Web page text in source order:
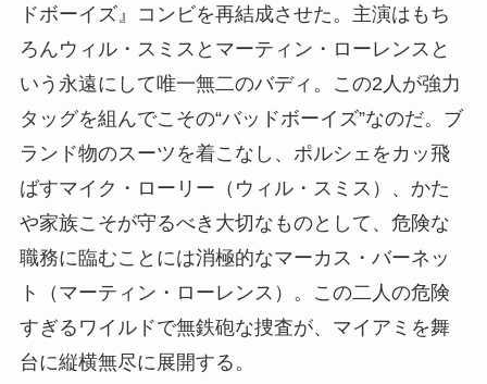
ドボーイズ』コンビを再結成させた。主演はもち
ろんウィル・スミスとマーティン・ローレンスと
いう永遠にして唯一無二のバディ。この2人が強力
タッグを組んでこその“バッドボーイズ”なのだ。ブ
ランド物のスーツを着こなし、ポルシェをカッ飛
ばすマイク・ローリー（ウィル・スミス）、かた
や家族こそが守るべき大切なものとして、危険な
職務に臨むことには消極的なマーカス・バーネッ
ト（マーティン・ローレンス）。この二人の危険
すぎるワイルドで無鉄砲な捜査が、マイアミを舞
台に縦横無尽に展開する。